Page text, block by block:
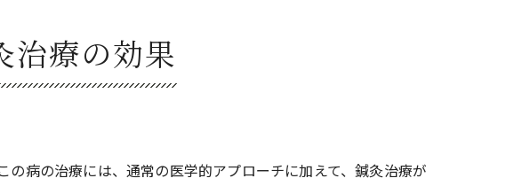
ム
な効果
治療の効果
病の治療には、通常の医学的アプローチに加えて、鍼灸治療が